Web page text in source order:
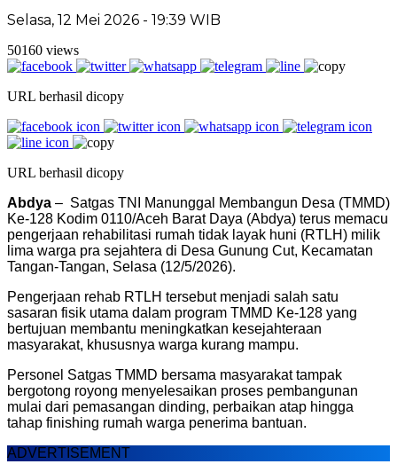
Selasa, 12 Mei 2026 - 19:39 WIB
50160 views
URL berhasil dicopy
URL berhasil dicopy
Abdya – Satgas TNI Manunggal Membangun Desa (TMMD)
Ke-128 Kodim 0110/Aceh Barat Daya (Abdya) terus memacu
pengerjaan rehabilitasi rumah tidak layak huni (RTLH) milik
lima warga pra sejahtera di Desa Gunung Cut, Kecamatan
Tangan-Tangan, Selasa (12/5/2026).
Pengerjaan rehab RTLH tersebut menjadi salah satu
sasaran fisik utama dalam program TMMD Ke-128 yang
bertujuan membantu meningkatkan kesejahteraan
masyarakat, khususnya warga kurang mampu.
Personel Satgas TMMD bersama masyarakat tampak
bergotong royong menyelesaikan proses pembangunan
mulai dari pemasangan dinding, perbaikan atap hingga
tahap finishing rumah warga penerima bantuan.
ADVERTISEMENT